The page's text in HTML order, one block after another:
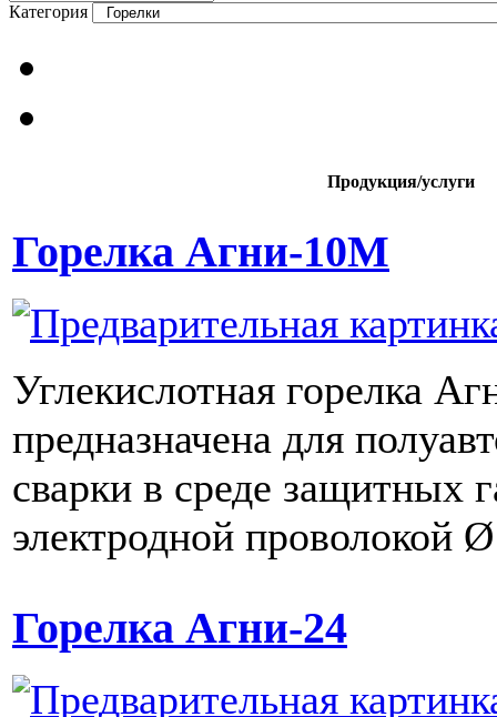
Категория
Продукция/услуги
Горелка Агни-10М
Углекислотная горелка
предназначена для
сварки в среде защитных
электродной проволокой
Горелка Агни-24